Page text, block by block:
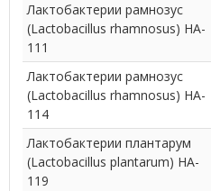
Лактобактерии рамнозус
(Lactobacillus rhamnosus) HA-
111
Лактобактерии рамнозус
(Lactobacillus rhamnosus) HA-
114
Лактобактерии плантaрум
(Lactobacillus plantarum) HA-
119